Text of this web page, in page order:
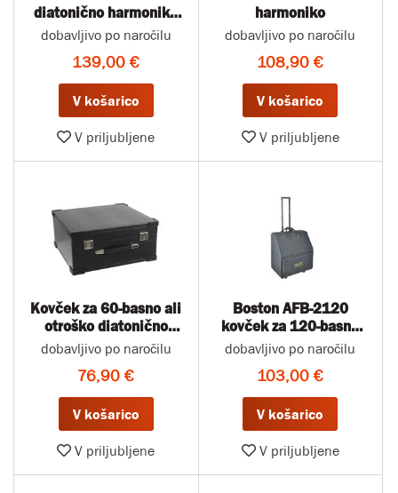
diatonično harmoniko
36-38 cm
dobavljivo po naročilu
139,00 €
V košarico
V priljubljene
harmoniko
dobavljivo po naročilu
108,90 €
V košarico
V priljubljene
Kovček za 60-basno ali
otroško diatonično
harmoniko
dobavljivo po naročilu
76,90 €
V košarico
V priljubljene
Boston AFB-2120
kovček za 120-basno
harmoniko
dobavljivo po naročilu
103,00 €
V košarico
V priljubljene